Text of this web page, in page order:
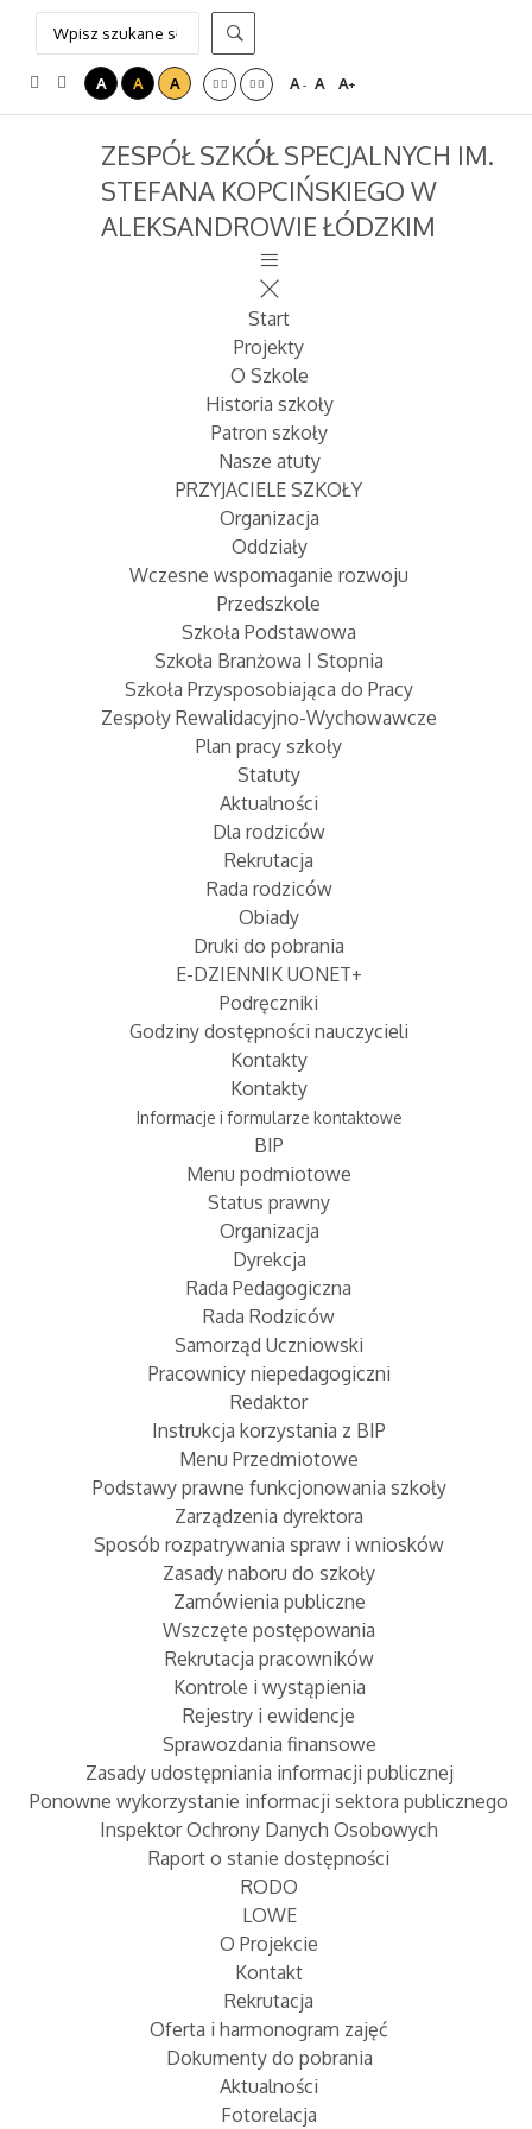
A A A A- A A+
ZESPÓŁ SZKÓŁ SPECJALNYCH IM.
STEFANA KOPCIŃSKIEGO W
ALEKSANDROWIE ŁÓDZKIM
Start
Projekty
O Szkole
Historia szkoły
Patron szkoły
Nasze atuty
PRZYJACIELE SZKOŁY
Organizacja
Oddziały
Wczesne wspomaganie rozwoju
Przedszkole
Szkoła Podstawowa
Szkoła Branżowa I Stopnia
Szkoła Przysposobiająca do Pracy
Zespoły Rewalidacyjno-Wychowawcze
Plan pracy szkoły
Statuty
Aktualności
Dla rodziców
Rekrutacja
Rada rodziców
Obiady
Druki do pobrania
E-DZIENNIK UONET+
Podręczniki
Godziny dostępności nauczycieli
Kontakty
Kontakty
Informacje i formularze kontaktowe
BIP
Menu podmiotowe
Status prawny
Organizacja
Dyrekcja
Rada Pedagogiczna
Rada Rodziców
Samorząd Uczniowski
Pracownicy niepedagogiczni
Redaktor
Instrukcja korzystania z BIP
Menu Przedmiotowe
Podstawy prawne funkcjonowania szkoły
Zarządzenia dyrektora
Sposób rozpatrywania spraw i wniosków
Zasady naboru do szkoły
Zamówienia publiczne
Wszczęte postępowania
Rekrutacja pracowników
Kontrole i wystąpienia
Rejestry i ewidencje
Sprawozdania finansowe
Zasady udostępniania informacji publicznej
Ponowne wykorzystanie informacji sektora publicznego
Inspektor Ochrony Danych Osobowych
Raport o stanie dostępności
RODO
LOWE
O Projekcie
Kontakt
Rekrutacja
Oferta i harmonogram zajęć
Dokumenty do pobrania
Aktualności
Fotorelacja